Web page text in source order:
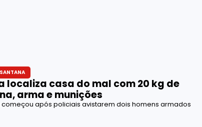
localiza casa do mal com 20 kg de
arma e munições
começou após policiais avistarem dois homens armados